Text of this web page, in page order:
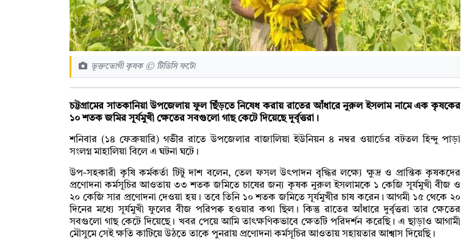
ভূক্তভোগী কৃষক © টিডিসি ফটো
চট্টগ্রামের সাতকানিয়া উপজেলায় ফুল ছিঁড়তে নিষেধ করায় রাতের আঁধারে নুরুল ইসলাম নামে এক কৃষকের
১০ শতক জমির সূর্যমুখী ক্ষেতের সবগুলো গাছ কেটে দিয়েছে দূর্বৃত্তরা।
শনিবার (১৪ ফেব্রুয়ারি) গভীর রাতে উপজেলার বাজালিয়া ইউনিয়ন ৪ নম্বর ওয়ার্ডের বটতল হিন্দু পাড়া
সংলগ্ন মাহালিয়া বিলে এ ঘটনা ঘটে।
উপ-সহকারী কৃষি কর্মকর্তা টিটু দাশ বলেন, তেল ফসল উৎপাদন বৃদ্ধির লক্ষ্যে ক্ষুদ্র ও প্রান্তিক কৃষকদের
প্রণোদনা কর্মসূচির আওতায় ৩৩ শতক জমিতে চাষের জন্য কৃষক নুরুল ইসলামকে ১ কেজি সূর্যমুখী বীজ ও
২০ কেজি সার প্রণোদনা দেওয়া হয়। তবে তিনি ১০ শতক জমিতে সূর্যমুখীর চাষ করেন। আগমী ১৫ থেকে ২০
দিনের মধ্যে সূর্যমুখী ফুলের বীজ পরিপক্ব হওয়ার কথা ছিল। কিন্তু রাতের আঁধারে দুর্বৃত্তরা তার ক্ষেতের
সবগুলো গাছ কেটে দিয়েছে। খবর পেয়ে আমি তাৎক্ষণিকভাবে ক্ষেতটি পরিদর্শন করেছি। এ ছাড়াও আগামী
মৌসুমে সেই ক্ষতি কাটিয়ে উঠতে তাকে পুনরায় প্রণোদনা কর্মসূচির আওতায় সহায়তার আশ্বাস দিয়েছি।